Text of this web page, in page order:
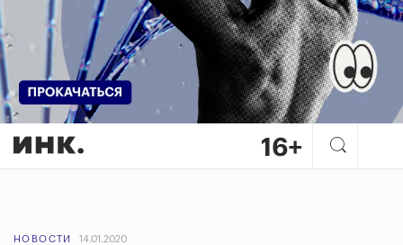
НОВОСТИ 14.01.2020